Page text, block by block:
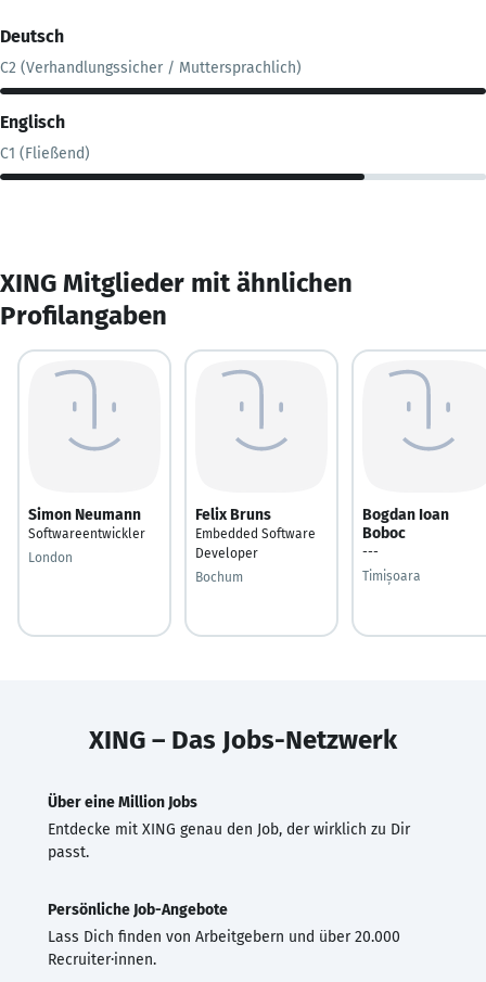
Deutsch
C2 (Verhandlungssicher / Muttersprachlich)
Englisch
C1 (Fließend)
XING Mitglieder mit ähnlichen
Profilangaben
Simon Neumann
Softwareentwickler
London
Felix Bruns
Embedded Software
Developer
Bochum
Bogdan Ioan
Boboc
---
Timișoara
XING – Das Jobs-Netzwerk
Über eine Million Jobs
Entdecke mit XING genau den Job, der wirklich zu Dir
passt.
Persönliche Job-Angebote
Lass Dich finden von Arbeitgebern und über 20.000
Recruiter·innen.